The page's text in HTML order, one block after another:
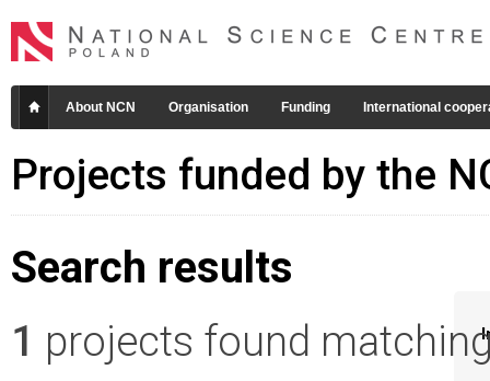
About NCN Organisation Funding International
Projects funded by the
Search results
1 projects found